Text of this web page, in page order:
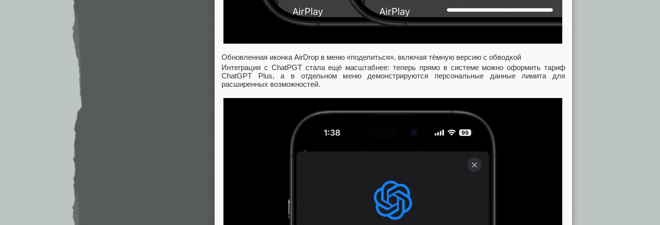
Обновленная иконка AirDrop в меню «поделиться», включая тёмную версию с обводкой
Интеграция с ChatPGT стала ещё масштабнее: теперь прямо в системе можно оформить тариф
ChatGPT Plus, а в отдельном меню демонстрируются персональные данные лимита для
расширенных возможностей.